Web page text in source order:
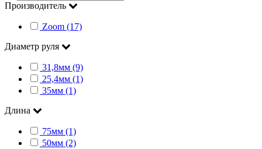
Производитель
Zoom (17)
Диаметр руля
31,8мм (9)
25,4мм (1)
35мм (1)
Длина
75мм (1)
50мм (2)